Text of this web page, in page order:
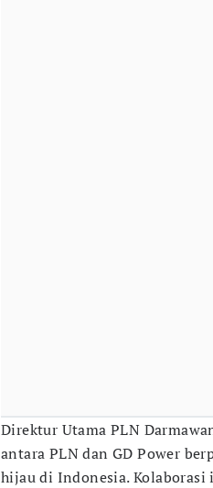
Direktur Utama PLN
antara PLN dan GD Power
hijau di Indonesia. Kolaborasi